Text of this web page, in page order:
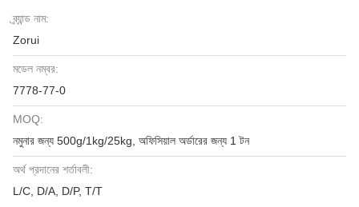
ব্র্যান্ড নাম:
Zorui
মডেল নম্বর:
7778-77-0
MOQ:
নমুনার জন্য 500g/1kg/25kg, অফিসিয়াল অর্ডারের জন্য 1 টন
অর্থ প্রদানের শর্তাবলী:
L/C, D/A, D/P, T/T